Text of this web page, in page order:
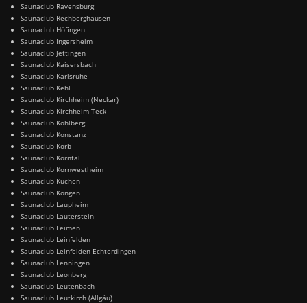
Saunaclub Ravensburg
Saunaclub Rechberghausen
Saunaclub Höfingen
Saunaclub Ingersheim
Saunaclub Jettingen
Saunaclub Kaisersbach
Saunaclub Karlsruhe
Saunaclub Kehl
Saunaclub Kirchheim (Neckar)
Saunaclub Kirchheim Teck
Saunaclub Kohlberg
Saunaclub Konstanz
Saunaclub Korb
Saunaclub Korntal
Saunaclub Kornwestheim
Saunaclub Kuchen
Saunaclub Köngen
Saunaclub Laupheim
Saunaclub Lauterstein
Saunaclub Leimen
Saunaclub Leinfelden
Saunaclub Leinfelden-Echterdingen
Saunaclub Lenningen
Saunaclub Leonberg
Saunaclub Leutenbach
Saunaclub Leutkirch (Allgäu)